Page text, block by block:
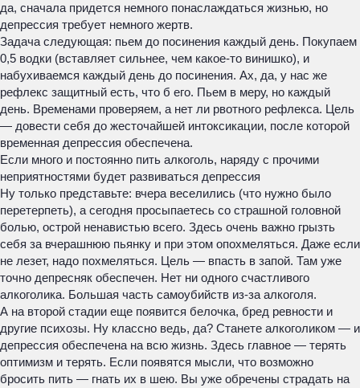
да, сначала придется немного понаслаждаться жизнью, но
депрессия требует немного жертв.
Задача следующая: пьем до посинения каждый день. Покупаем
0,5 водки (вставляет сильнее, чем какое-то винишко), и
набухиваемся каждый день до посинения. Ах, да, у нас же
рефлекс защитный есть, что б его. Пьем в меру, но каждый
день. Временами проверяем, а нет ли рвотного рефлекса. Цель
— довести себя до жесточайшей интоксикации, после которой
временная депрессия обеспечена.
Если много и постоянно пить алкоголь, наряду с прочими
неприятностями будет развиваться депрессия
Ну только представьте: вчера веселились (что нужно было
перетерпеть), а сегодня просыпаетесь со страшной головной
болью, острой ненавистью всего. Здесь очень важно грызть
себя за вчерашнюю пьянку и при этом опохмеляться. Даже если
не лезет, надо похмеляться. Цель — впасть в запой. Там уже
точно депресняк обеспечен. Нет ни одного счастливого
алкоголика. Большая часть самоубийств из-за алкоголя.
А на второй стадии еще появится белочка, бред ревности и
другие психозы. Ну классно ведь, да? Станете алкоголиком — и
депрессия обеспечена на всю жизнь. Здесь главное — терять
оптимизм и терять. Если появятся мысли, что возможно
бросить пить — гнать их в шею. Вы уже обречены страдать на